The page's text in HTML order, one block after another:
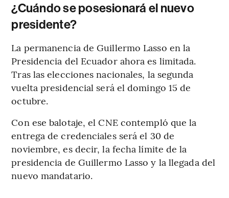
¿Cuándo se posesionará el nuevo
presidente?
La permanencia de Guillermo Lasso en la
Presidencia del Ecuador ahora es limitada.
Tras las elecciones nacionales, la segunda
vuelta presidencial será el domingo 15 de
octubre.
Con ese balotaje, el CNE contempló que la
entrega de credenciales será el 30 de
noviembre, es decir, la fecha límite de la
presidencia de Guillermo Lasso y la llegada del
nuevo mandatario.